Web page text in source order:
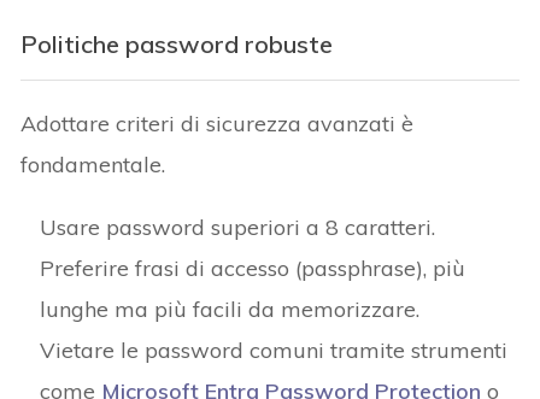
Politiche password robuste
Adottare criteri di sicurezza avanzati è
fondamentale.
Usare password superiori a 8 caratteri.
Preferire frasi di accesso (passphrase), più
lunghe ma più facili da memorizzare.
Vietare le password comuni tramite strumenti
come Microsoft Entra Password Protection o